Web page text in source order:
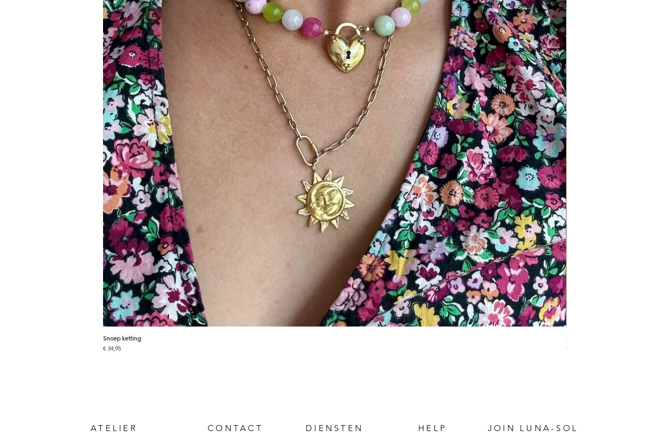
minstens 3 dagen om alle gouden en aangepaste ontwerpen
te produceren.
Snoep ketting
Prijs
€ 34,95
Charm Bracelet
Prijs
€ 34,95
ATELIER CONTACT DIENSTEN HELP JOIN LUNA-SOL